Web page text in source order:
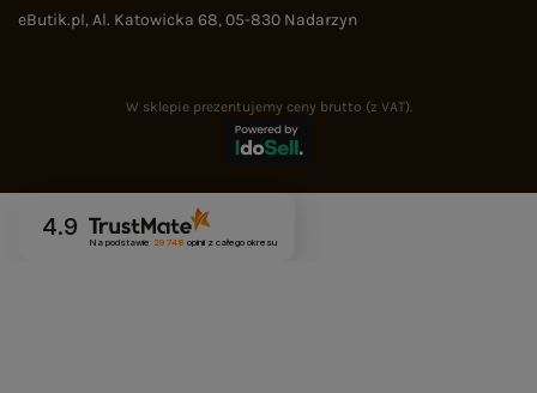
eButik.pl,Al. Katowicka 68,05-830 Nadarzyn
W sklepie prezentujemy ceny brutto (z VAT).
4.9
Na podstawie 29 748 opinii z całego okresu